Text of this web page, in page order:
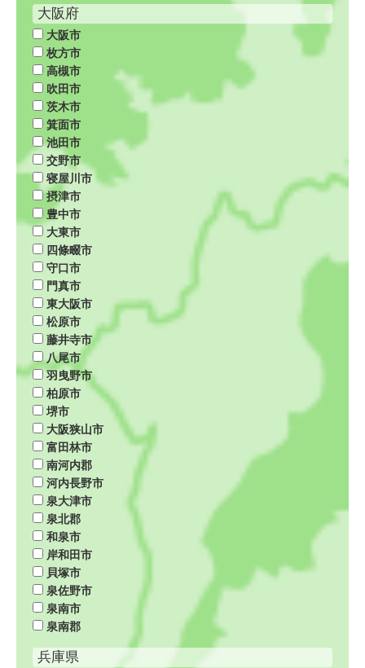
大阪府
大阪市
枚方市
高槻市
吹田市
茨木市
箕面市
池田市
交野市
寝屋川市
摂津市
豊中市
大東市
四條畷市
守口市
門真市
東大阪市
松原市
藤井寺市
八尾市
羽曳野市
柏原市
堺市
大阪狭山市
富田林市
南河内郡
河内長野市
泉大津市
泉北郡
和泉市
岸和田市
貝塚市
泉佐野市
泉南市
泉南郡
兵庫県